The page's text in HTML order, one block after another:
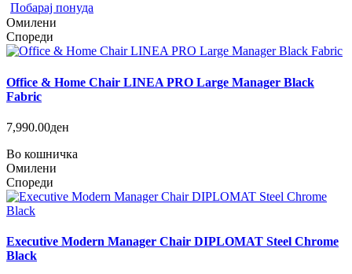
Побарај понуда
Омилени
Спореди
Office & Home Chair LINEA PRO Large Manager Black
Fabric
7,990.00ден
Во кошничка
Омилени
Спореди
Executive Modern Manager Chair DIPLOMAT Steel Chrome
Black